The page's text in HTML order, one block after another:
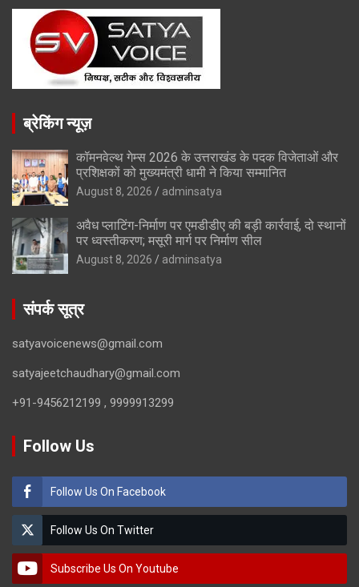
ब्रेकिंग न्यूज़
कॉमनवेल्थ गेम्स 2026 के उत्तराखंड के पदक विजेताओं और
प्रशिक्षकों को मुख्यमंत्री धामी ने किया सम्मानित
August 8, 2026 adminsatya
अवैध प्लाटिंग-निर्माण पर एमडीडीए की बड़ी कार्रवाई, दो स्थानों
पर ध्वस्तीकरण; मसूरी मार्ग पर निर्माण सील
August 8, 2026 adminsatya
संपर्क सूत्र
satyavoicenews@gmail.com
satyajeetchaudhary@gmail.com
+91-9456212199 , 9999913299
Follow Us
Follow Us On Facebook
Follow Us On Twitter
Subscribe Us On Youtube